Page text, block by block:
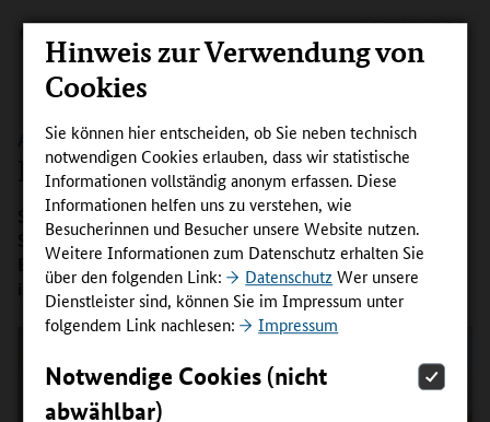
Hinweis zur Verwendung von
Cookies
Sie können hier entscheiden, ob Sie neben technisch
notwendigen Cookies erlauben, dass wir statistische
Informationen vollständig anonym erfassen. Diese
Informationen helfen uns zu verstehen, wie
Besucherinnen und Besucher unsere Website nutzen.
Weitere Informationen zum Datenschutz erhalten Sie
über den folgenden Link:
Datenschutz Wer unsere
Dienstleister sind, können Sie im Impressum unter
folgendem Link nachlesen:
Impressum
Notwendige Cookies (nicht
abwählbar)
Frisieren auf höchstem Niveau
AUFSTIEG
Sich weiter zu qualifizieren ist für Friseurweltmeisterin
Sandra Walter-Weinbeer auch nach mehr als 28 Jahren
Berufserfahrung selbstverständlich. Wie sie das AFBG in
ihrer Karriere begleitet hat, erzählt sie in einem Interview.